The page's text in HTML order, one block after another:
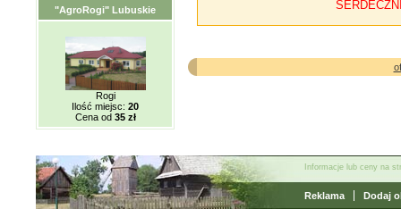
"AgroRogi" Lubuskie
Rogi
Ilość miejsc: 20
Cena od 35 zł
Informacje lub ceny na
Reklama
Dodaj